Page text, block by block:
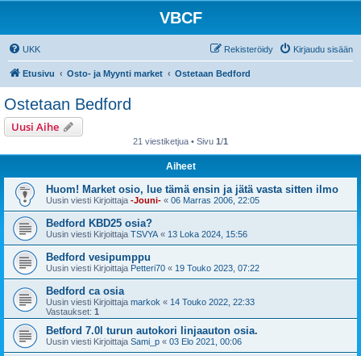
VBCF
UKK Kirjaudu sisään
Rekisteröidy
Etusivu Osto- ja Myynti market Ostetaan Bedford
Ostetaan Bedford
Uusi Aihe
21 viestiketjua • Sivu 1/1
Aiheet
Huom! Market osio, lue tämä ensin ja jätä vasta sitten ilmo
Uusin viesti Kirjoittaja -Jouni- « 06 Marras 2006, 22:05
Bedford KBD25 osia?
Uusin viesti Kirjoittaja TSVYA « 13 Loka 2024, 15:56
Bedford vesipumppu
Uusin viesti Kirjoittaja Petteri70 « 19 Touko 2023, 07:22
Bedford ca osia
Uusin viesti Kirjoittaja markok « 14 Touko 2022, 22:33
Vastaukset: 1
Betford 7.0l turun autokori linjaauton osia.
Uusin viesti Kirjoittaja Sami_p « 03 Elo 2021, 00:06